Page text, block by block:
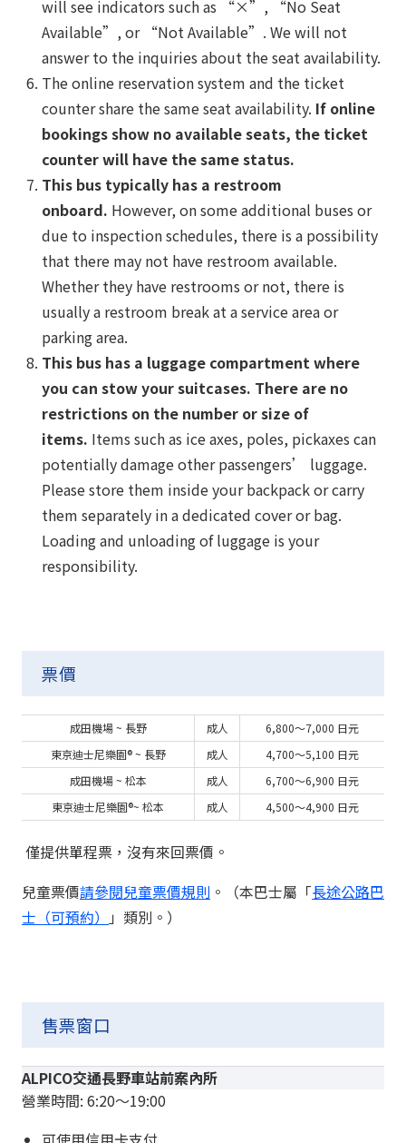
will see indicators such as “×”, “No Seat
Available”, or “Not Available”. We will not
answer to the inquiries about the seat availability.
The online reservation system and the ticket
counter share the same seat availability. If online
bookings show no available seats, the ticket
counter will have the same status.
This bus typically has a restroom
onboard. However, on some additional buses or
due to inspection schedules, there is a possibility
that there may not have restroom available.
Whether they have restrooms or not, there is
usually a restroom break at a service area or
parking area.
This bus has a luggage compartment where
you can stow your suitcases. There are no
restrictions on the number or size of
items. Items such as ice axes, poles, pickaxes can
potentially damage other passengers’ luggage.
Please store them inside your backpack or carry
them separately in a dedicated cover or bag.
Loading and unloading of luggage is your
responsibility.
票價
成田機場 ~ 長野 成人
6,800〜7,000 日元
東京迪士尼樂園® ~ 長野
成人
4,700〜5,100 日元
成田機場 ~ 松本
成人
6,700〜6,900 日元
東京迪士尼樂園®~ 松本
成人 4,500〜4,900 日元
僅提供單程票，沒有來回票價。
兒童票價請參閱兒童票價規則 。 （本巴士屬「長途公路巴
士（可預約）
」類別。）
售票窗口
ALPICO交通長野車站前案內所
營業時間: 6:20〜19:00